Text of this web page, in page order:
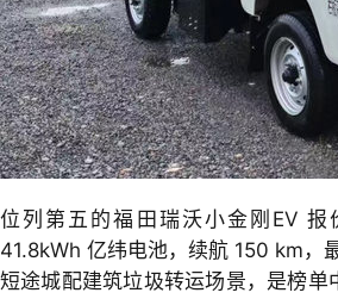
位列第五的福田瑞沃小金刚EV 报
41.8kWh 亿纬电池，续航 150 km，
短途城配建筑垃圾转运场景，是榜单